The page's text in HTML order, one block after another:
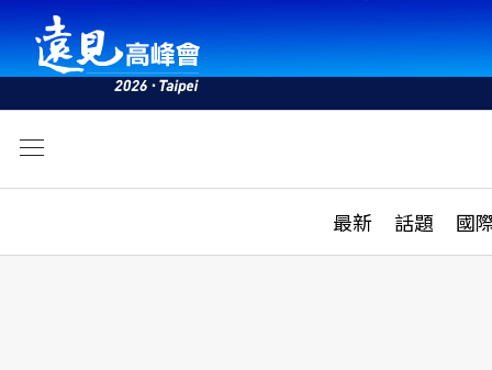
最新 話題 國
活動
話題